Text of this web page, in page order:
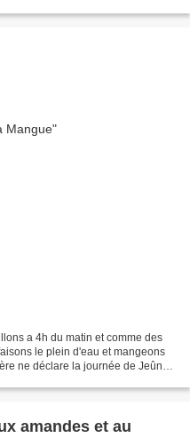
a 4h du matin et comme des
le plein d'eau et mangeons
ne déclare la journée de Jeûne
amandes et au